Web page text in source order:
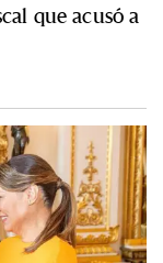
que acusó a